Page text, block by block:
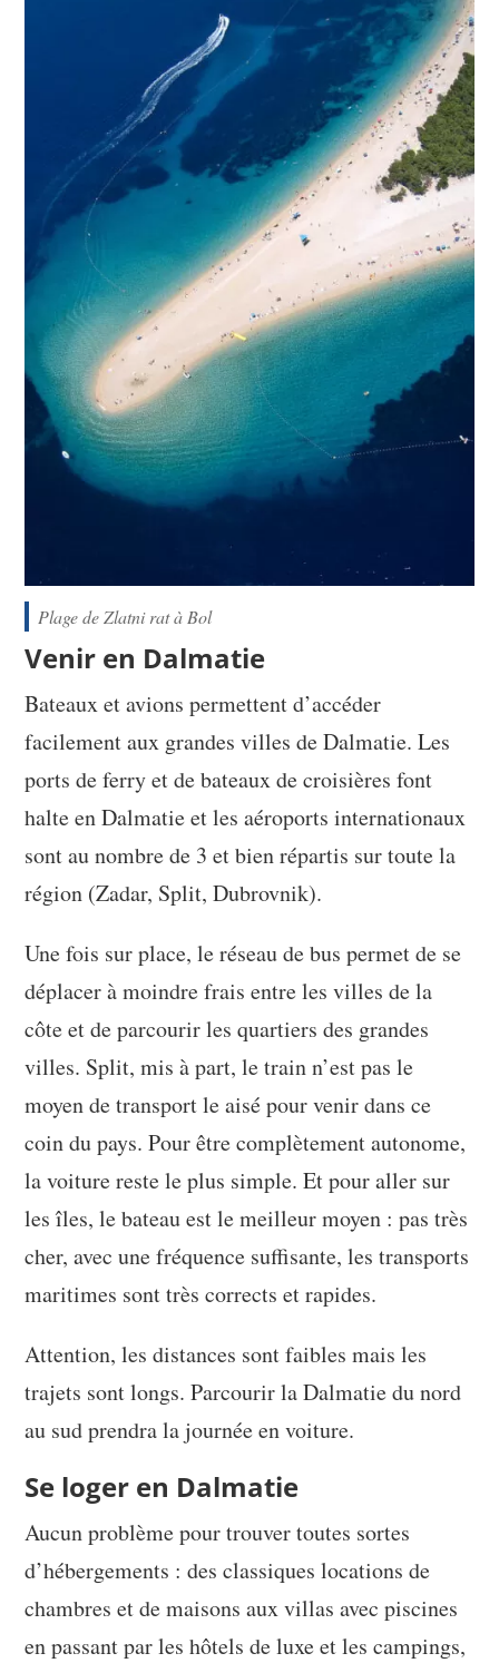
Plage de Zlatni rat à Bol
Venir en Dalmatie
Bateaux et avions permettent d’accéder
facilement aux grandes villes de Dalmatie. Les
ports de ferry et de bateaux de croisières font
halte en Dalmatie et les aéroports internationaux
sont au nombre de 3 et bien répartis sur toute la
région (Zadar, Split, Dubrovnik).
Une fois sur place, le réseau de bus permet de se
déplacer à moindre frais entre les villes de la
côte et de parcourir les quartiers des grandes
villes. Split, mis à part, le train n’est pas le
moyen de transport le aisé pour venir dans ce
coin du pays. Pour être complètement autonome,
la voiture reste le plus simple. Et pour aller sur
les îles, le bateau est le meilleur moyen : pas très
cher, avec une fréquence suffisante, les transports
maritimes sont très corrects et rapides.
Attention, les distances sont faibles mais les
trajets sont longs. Parcourir la Dalmatie du nord
au sud prendra la journée en voiture.
Se loger en Dalmatie
Aucun problème pour trouver toutes sortes
d’hébergements : des classiques locations de
chambres et de maisons aux villas avec piscines
en passant par les hôtels de luxe et les campings,